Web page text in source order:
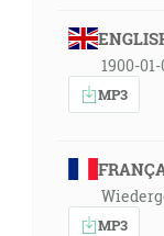
1900-
MP3
MP3